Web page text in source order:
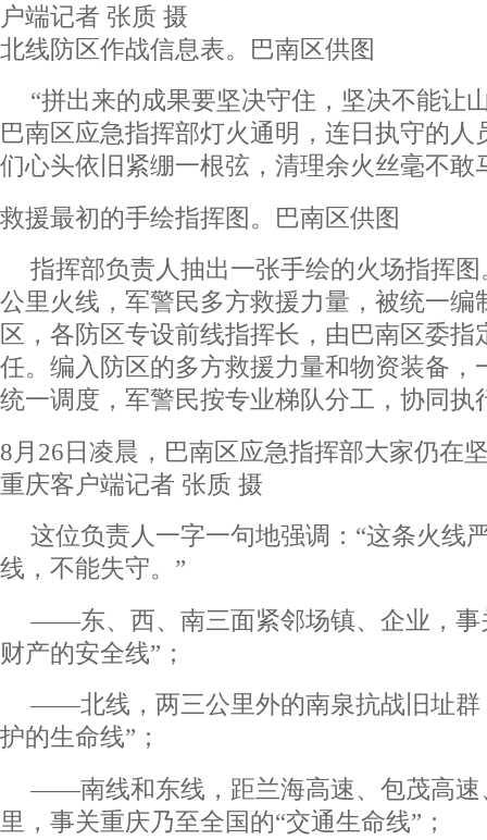
户端记者 张质 摄
北线防区作战信息表。巴南区供图
“拼出来的成果要坚决守住，坚决不能让
巴南区应急指挥部灯火通明，连日执守的人
们心头依旧紧绷一根弦，清理余火丝毫不敢
救援最初的手绘指挥图。巴南区供图
指挥部负责人抽出一张手绘的火场指挥
公里火线，军警民多方救援力量，被统一编
区，各防区专设前线指挥长，由巴南区委指
任。编入防区的多方救援力量和物资装备，
统一调度，军警民按专业梯队分工，协同执
8月26日凌晨，巴南区应急指挥部大家仍在
重庆客户端记者 张质 摄
这位负责人一字一句地强调：“这条火线
线，不能失守。”
——东、西、南三面紧邻场镇、企业，事
财产的安全线”；
——北线，两三公里外的南泉抗战旧址群
护的生命线”；
——南线和东线，距兰海高速、包茂高速
里，事关重庆乃至全国的“交通生命线”；